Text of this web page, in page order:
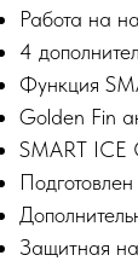
Работа на
4
Функция
Golden Fin
SMART ICE
Защитная